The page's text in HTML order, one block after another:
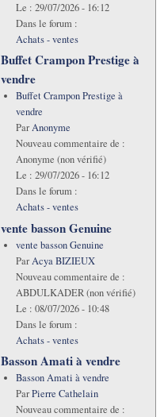
Le : 29/07/2026 - 16:12
Dans le forum :
Achats - ventes
Buffet Crampon Prestige à
vendre
Buffet Crampon Prestige à
vendre
ParAnonyme
Nouveau commentaire de :
Anonyme (non vérifié)
Le : 29/07/2026 - 16:12
Dans le forum :
Achats - ventes
vente basson Genuine
vente basson Genuine
ParAcya BIZIEUX
Nouveau commentaire de :
ABDULKADER (non vérifié)
Le : 08/07/2026 - 10:48
Dans le forum :
Achats - ventes
Basson Amati à vendre
Basson Amati à vendre
ParPierre Cathelain
Nouveau commentaire de :